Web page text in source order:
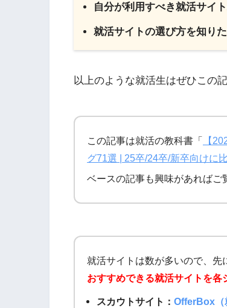
自分が利用すべき就活サイ
就活サイトの選び方を知り
以上のような就活生はぜひこの
この記事は就活の教科書「 【
グ71選 | 25卒/24卒/新卒向けに
ベースの記事も興味があればご
就活サイトは数が多いので、先
おすすめできる就活サイトを各
スカウトサイト：OfferBox（